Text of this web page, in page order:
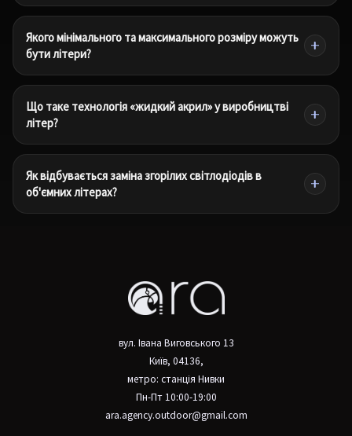
Якого мінімального та максимального розміру можуть
бути літери?
Що таке технологія «жидкий акрил» у виробництві
літер?
Як відбувається заміна згорілих світлодіодів в
об'ємних літерах?
вул. Івана Виговського 13
Київ, 04136,
метро: станція Нивки
Пн-Пт 10:00-19:00
ara.agency.outdoor@gmail.com